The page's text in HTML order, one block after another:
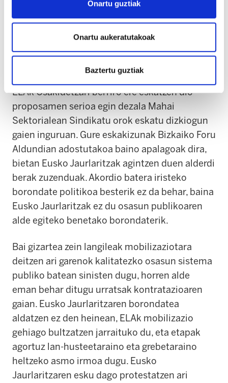
Onartu guztiak
Onartu aukeratutakoak
Baztertu guztiak
aberastasunarekiko ELGAko herrialdeek
osasunean burutzen duten gastuaren bataz-
bestekoa izango bagenu, urtero 1.000 milioi
gehiago gastatu beharko lirateke osasun
ELAk Osakidetzari berriro ere eskatzen dio
proposamen serioa egin dezala Mahai
Sektorialean Sindikatu orok eskatu dizkiogun
gaien inguruan. Gure eskakizunak Bizkaiko Foru
Aldundian adostutakoa baino apalagoak dira,
bietan Eusko Jaurlaritzak agintzen duen alderdi
berak zuzenduak. Akordio batera iristeko
borondate politikoa besterik ez da behar, baina
Eusko Jaurlaritzak ez du osasun publikoaren
alde egiteko benetako borondaterik.
Bai gizartea zein langileak mobilizaziotara
deitzen ari garenok kalitatezko osasun sistema
publiko batean sinisten dugu, horren alde
eman behar ditugu urratsak kontratazioaren
gaian. Eusko Jaurlaritzaren borondatea
aldatzen ez den heinean, ELAk mobilizazio
gehiago bultzatzen jarraituko du, eta etapak
agortuz lan-husteetaraino eta grebetaraino
heltzeko asmo irmoa dugu. Eusko
Jaurlaritzaren esku dago protestatzen ari